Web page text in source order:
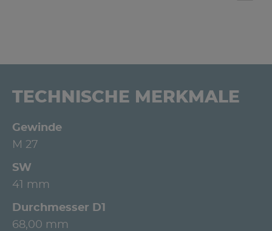
TECHNISCHE MERKMALE
Gewinde
M 27
SW
41 mm
Durchmesser D1
68,00 mm